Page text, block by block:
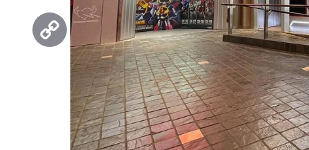
Threads
Copy
Link